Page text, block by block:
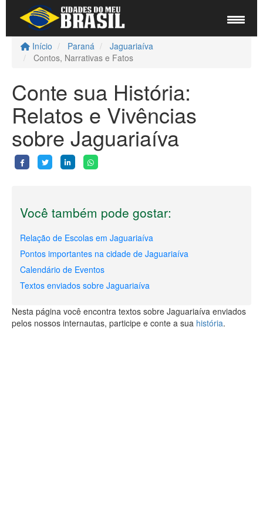
Início Paraná
Jaguariaíva
Contos, Narrativas e Fatos
Conte sua História:
Relatos e Vivências
sobre Jaguariaíva
Você também pode gostar:
Relação de Escolas em Jaguariaíva
Pontos importantes na cidade de Jaguariaíva
Calendário de Eventos
Textos enviados sobre Jaguariaíva
Nesta página você encontra textos sobre Jaguariaíva enviados
pelos nossos internautas, participe e conte a sua história.